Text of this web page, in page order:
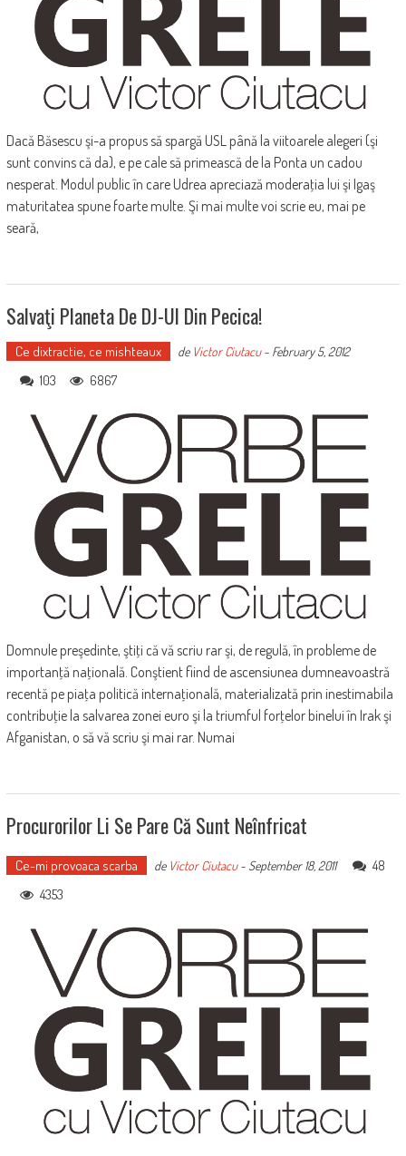
Dacă Băsescu şi-a propus să spargă USL până la viitoarele alegeri (şi
sunt convins că da), e pe cale să primească de la Ponta un cadou
nesperat. Modul public în care Udrea apreciază moderaţia lui şi Igaş
maturitatea spune foarte multe. Şi mai multe voi scrie eu, mai pe
seară,
Salvaţi Planeta De DJ-Ul Din Pecica!
Ce dixtractie, ce mishteaux de Victor Ciutacu- February 5, 2012
103 6867
Domnule preşedinte, ştiţi că vă scriu rar şi, de regulă, în probleme de
importanţă naţională. Conştient fiind de ascensiunea dumneavoastră
recentă pe piaţa politică internaţională, materializată prin inestimabila
contribuţie la salvarea zonei euro şi la triumful forţelor binelui în Irak şi
Afganistan, o să vă scriu şi mai rar. Numai
Procurorilor Li Se Pare Că Sunt Neînfricat
Ce-mi provoaca scarba de Victor Ciutacu- September 18, 2011
48
4353